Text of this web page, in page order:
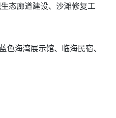
态廊道建设、沙滩修复工
色海湾展示馆、临海民宿、